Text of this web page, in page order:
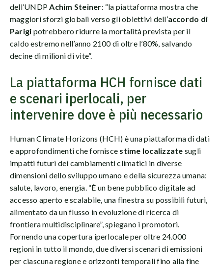
dell’UNDPAchim Steiner: “la piattaforma mostra che
maggiori sforzi globali verso gli obiettivi dell’accordo di
Parigi potrebbero ridurre la mortalità prevista per il
caldo estremo nell’anno 2100 di oltre l’80%, salvando
decine di milioni di vite”.
La piattaforma HCH fornisce dati
e scenari iperlocali, per
intervenire dove è più necessario
Human Climate Horizons (HCH) è una piattaforma di dati
e approfondimenti che fornisce stime localizzate sugli
impatti futuri dei cambiamenti climatici in diverse
dimensioni dello sviluppo umano e della sicurezza umana:
salute, lavoro, energia. “È un bene pubblico digitale ad
accesso aperto e scalabile, una finestra su possibili futuri,
alimentato da un flusso in evoluzione di ricerca di
frontiera multidisciplinare”, spiegano i promotori.
Fornendo una copertura iperlocale per oltre 24.000
regioni in tutto il mondo, due diversi scenari di emissioni
per ciascuna regione e orizzonti temporali fino alla fine